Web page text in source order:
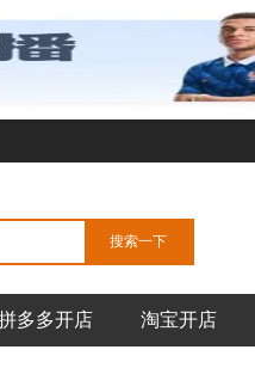
多多开店 淘宝开店